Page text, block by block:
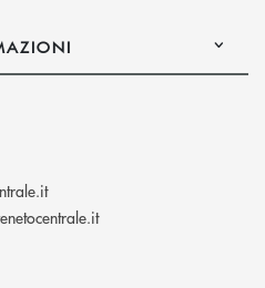
(si apre l’app di posta
(si apre l’app di